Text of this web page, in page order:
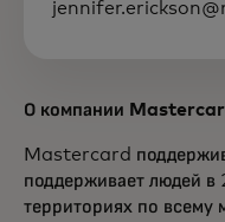
О компании
Mastercard
поддерживает людей в
территориях по всему